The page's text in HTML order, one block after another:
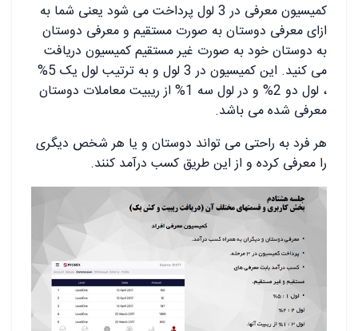
کمیسیون معرفی در 3 لول پرداخت می شود یعنی شما به
ازای معرفی دوستان به صورت مستقیم و معرفی دوستان
به دوستان خود به صورت غیر مستقیم کمیسیون دریافت
می کنید. این کمیسیون در 3 لول و به ترتیب لول یک 5%
، لول دو 2% و در لول سه 1% از ریبیت معاملات دوستان
معرفی شده می باشد.
هر فرد به راحتی می تواند دوستان و یا هر شخص دیگری
را معرفی کرده و از این طریق کسب درآمد کنند.